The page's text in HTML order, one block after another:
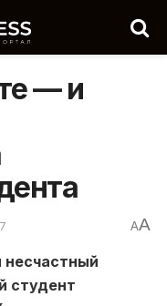
— и
AA
студент